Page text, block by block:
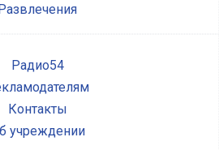
Радио54
Контакты
учреждении